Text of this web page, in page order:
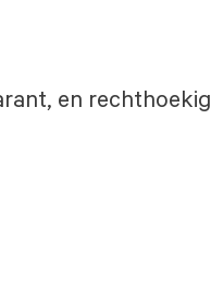
en rechthoekig